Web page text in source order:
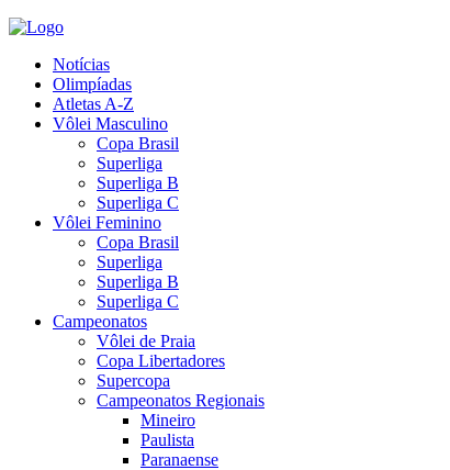
Notícias
Olimpíadas
Atletas A-Z
Vôlei Masculino
Copa Brasil
Superliga
Superliga B
Superliga C
Vôlei Feminino
Copa Brasil
Superliga
Superliga B
Superliga C
Campeonatos
Vôlei de Praia
Copa Libertadores
Supercopa
Campeonatos Regionais
Mineiro
Paulista
Paranaense